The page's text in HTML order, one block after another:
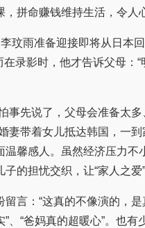
拼命赚钱维持生活，令人
雨准备迎接即将从日本回
在录影时，他才告诉父母：
先说了，父母会准备太多
妻带着女儿抵达韩国，一
温馨感人。虽然经济压力不
的担忧交织，让“家人之爱
：“这真的不像演的，是
、“爸妈真的超暖心”。也